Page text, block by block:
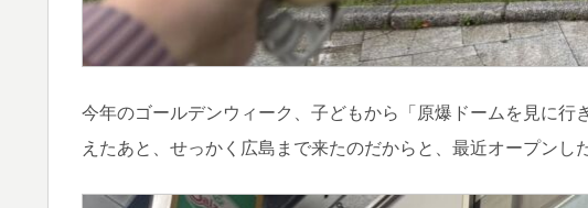
今年のゴールデンウィーク、子どもから「原爆ドームを見に
えたあと、せっかく広島まで来たのだからと、最近オープンし